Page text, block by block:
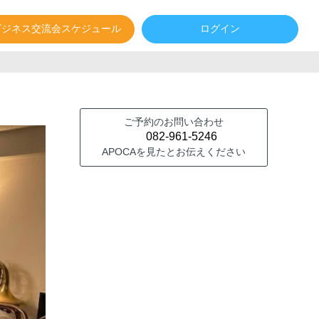
ログイン
ネス交流会スケジュール
ご予約のお問い合わせ
082-961-5246
APOCAを見たとお伝えください